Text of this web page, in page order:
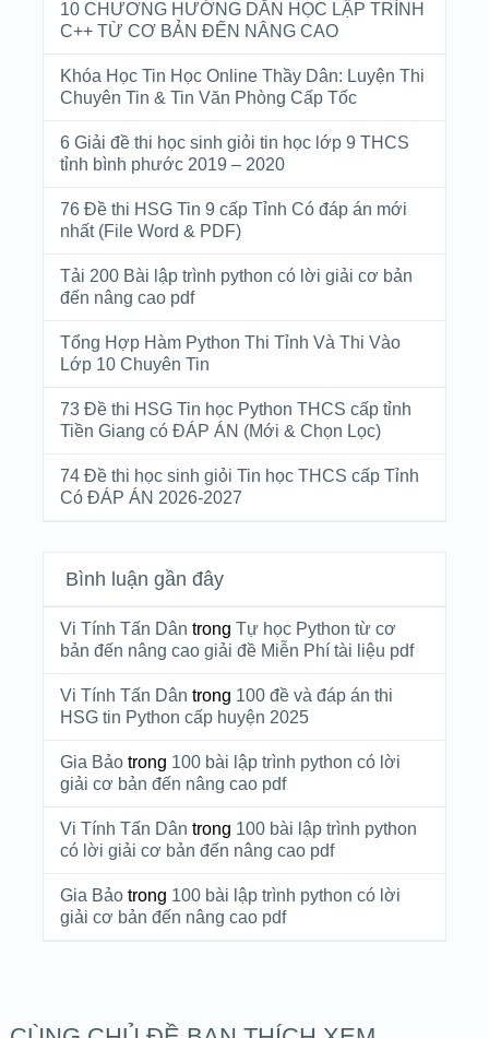
10 CHƯƠNG HƯỚNG DẪN HỌC LẬP TRÌNH
C++ TỪ CƠ BẢN ĐẾN NÂNG CAO
Khóa Học Tin Học Online Thầy Dân: Luyện Thi
Chuyên Tin & Tin Văn Phòng Cấp Tốc
6 Giải đề thi học sinh giỏi tin học lớp 9 THCS
tỉnh bình phước 2019 – 2020
76 Đề thi HSG Tin 9 cấp Tỉnh Có đáp án mới
nhất (File Word & PDF)
Tải 200 Bài lập trình python có lời giải cơ bản
đến nâng cao pdf
Tổng Hợp Hàm Python Thi Tỉnh Và Thi Vào
Lớp 10 Chuyên Tin
73 Đề thi HSG Tin học Python THCS cấp tỉnh
Tiền Giang có ĐÁP ÁN (Mới & Chọn Lọc)
74 Đề thi học sinh giỏi Tin học THCS cấp Tỉnh
Có ĐÁP ÁN 2026-2027
Bình luận gần đây
Vi Tính Tấn Dân trong Tự học Python từ cơ
bản đến nâng cao giải đề Miễn Phí tài liệu pdf
Vi Tính Tấn Dân trong 100 đề và đáp án thi
HSG tin Python cấp huyện 2025
Gia Bảotrong 100 bài lập trình python có lời
giải cơ bản đến nâng cao pdf
Vi Tính Tấn Dân trong 100 bài lập trình python
có lời giải cơ bản đến nâng cao pdf
Gia Bảotrong 100 bài lập trình python có lời
giải cơ bản đến nâng cao pdf